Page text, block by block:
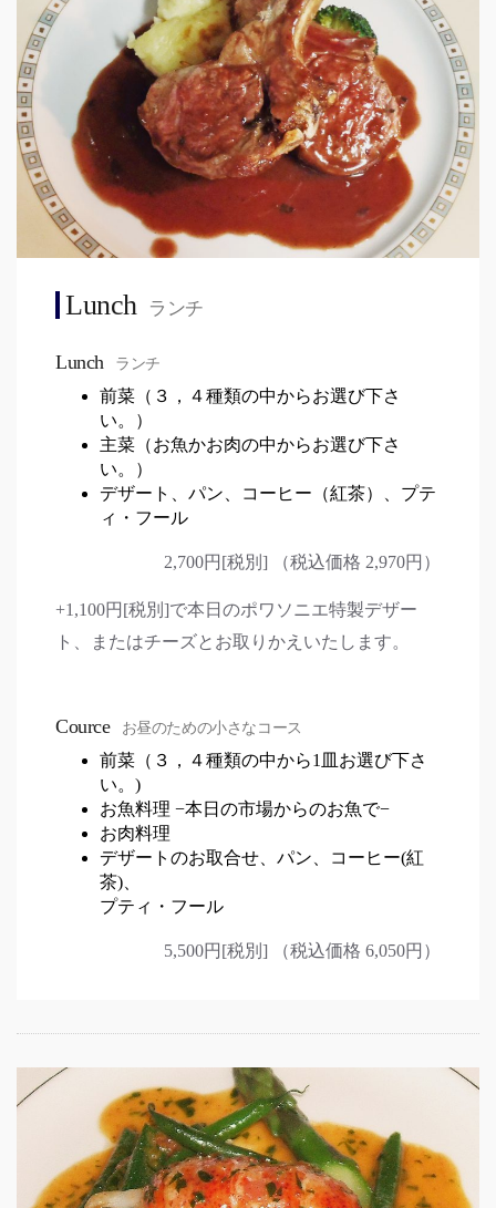
Lunch ランチ
Lunch ランチ
前菜（３，４種類の中からお選び下さ
い。）
主菜（お魚かお肉の中からお選び下さ
い。）
デザート、パン、コーヒー（紅茶）、プテ
ィ・フール
2,700円[税別] （税込価格 2,970円）
+1,100円[税別]で本日のポワソニエ特製デザー
ト、またはチーズとお取りかえいたします。
Cource お昼のための小さなコース
前菜（３，４種類の中から1皿お選び下さ
い。)
お魚料理 −本日の市場からのお魚で−
お肉料理
デザートのお取合せ、パン、コーヒー(紅
茶)、
プティ・フール
5,500円[税別] （税込価格 6,050円）